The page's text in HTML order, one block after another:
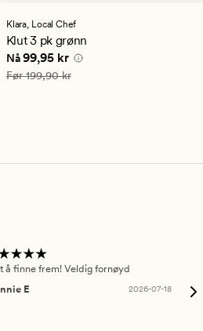
en
gjennomsnittlig
vurdering
på
4
Klara, Local Chef
Klut 3 pk grønn
Nåværende pris
Nå 99,95 kr
Vanlig pris 199,90 kr
Før199,90 kr
å finne frem! Veldig fornøyd
E
2026-07-18